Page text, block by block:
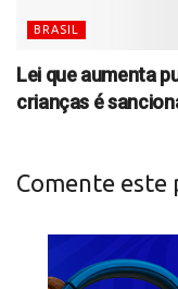
BRASIL
Lei que aumenta
crianças é
Comente este